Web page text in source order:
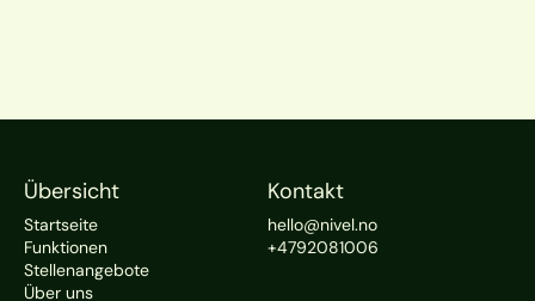
Übersicht
Startseite
Funktionen
Stellenangebote
Über uns
Kontakt
hello@nivel.no
+4792081006